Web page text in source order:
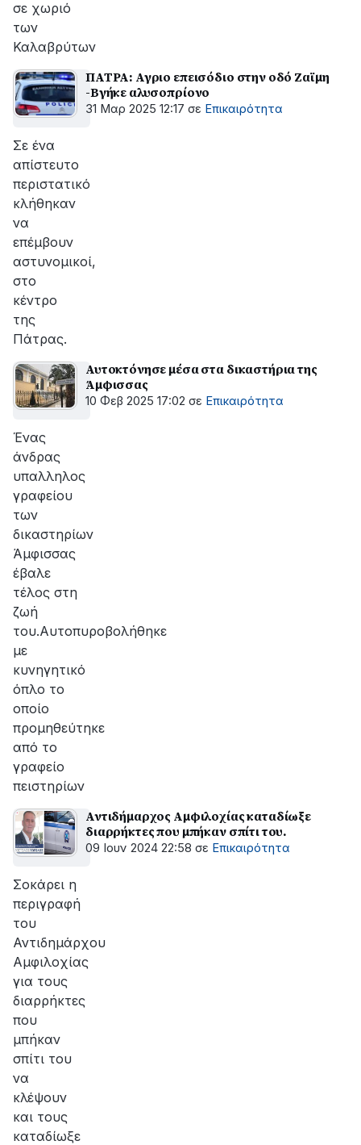
σε χωριό
των
Καλαβρύτων
ΠΑΤΡΑ: Αγριο επεισόδιο στην οδό Ζαϊμη
-Βγήκε αλυσοπρίονο
31 Μαρ 2025 12:17 σε Επικαιρότητα
Σε ένα
απίστευτο
περιστατικό
κλήθηκαν
να
επέμβουν
αστυνομικοί,
στο
κέντρο
της
Πάτρας.
Αυτοκτόνησε μέσα στα δικαστήρια της
Άμφισσας
10 Φεβ 2025 17:02 σε Επικαιρότητα
Ένας
άνδρας
υπαλληλος
γραφείου
των
δικαστηρίων
Άμφισσας
έβαλε
τέλος στη
ζωή
του.Αυτοπυροβολήθηκε
με
κυνηγητικό
όπλο το
οποίο
προμηθεύτηκε
από το
γραφείο
πειστηρίων
Αντιδήμαρχος Αμφιλοχίας καταδίωξε
διαρρήκτες που μπήκαν σπίτι του.
09 Ιουν 2024 22:58 σε Επικαιρότητα
Σοκάρει η
περιγραφή
του
Αντιδημάρχου
Αμφιλοχίας
για τους
διαρρήκτες
που
μπήκαν
σπίτι του
να
κλέψουν
και τους
καταδίωξε